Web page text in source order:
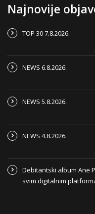
Najnovije
TOP 30 7.8.2026.
NEWS 6.8.2026.
NEWS 5.8.2026.
NEWS 4.8.2026.
Debitantski album Ane
svim digitalnim